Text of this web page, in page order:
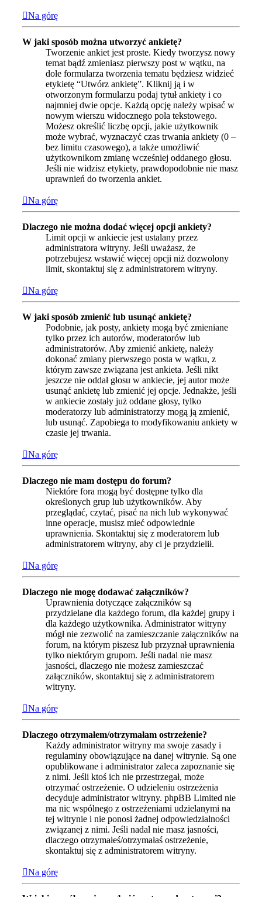
Na górę
W jaki sposób można utworzyć ankietę?
Tworzenie ankiet jest proste. Kiedy tworzysz nowy
temat bądź zmieniasz pierwszy post w wątku, na
dole formularza tworzenia tematu będziesz widzieć
etykietę “Utwórz ankietę”. Kliknij ją i w
otworzonym formularzu podaj tytuł ankiety i co
najmniej dwie opcje. Każdą opcję należy wpisać w
nowym wierszu widocznego pola tekstowego.
Możesz określić liczbę opcji, jakie użytkownik
może wybrać, wyznaczyć czas trwania ankiety (0 –
bez limitu czasowego), a także umożliwić
użytkownikom zmianę wcześniej oddanego głosu.
Jeśli nie widzisz etykiety, prawdopodobnie nie masz
uprawnień do tworzenia ankiet.
Na górę
Dlaczego nie można dodać więcej opcji ankiety?
Limit opcji w ankiecie jest ustalany przez
administratora witryny. Jeśli uważasz, że
potrzebujesz wstawić więcej opcji niż dozwolony
limit, skontaktuj się z administratorem witryny.
Na górę
W jaki sposób zmienić lub usunąć ankietę?
Podobnie, jak posty, ankiety mogą być zmieniane
tylko przez ich autorów, moderatorów lub
administratorów. Aby zmienić ankietę, należy
dokonać zmiany pierwszego posta w wątku, z
którym zawsze związana jest ankieta. Jeśli nikt
jeszcze nie oddał głosu w ankiecie, jej autor może
usunąć ankietę lub zmienić jej opcje. Jednakże, jeśli
w ankiecie zostały już oddane głosy, tylko
moderatorzy lub administratorzy mogą ją zmienić,
lub usunąć. Zapobiega to modyfikowaniu ankiety w
czasie jej trwania.
Na górę
Dlaczego nie mam dostępu do forum?
Niektóre fora mogą być dostępne tylko dla
określonych grup lub użytkowników. Aby
przeglądać, czytać, pisać na nich lub wykonywać
inne operacje, musisz mieć odpowiednie
uprawnienia. Skontaktuj się z moderatorem lub
administratorem witryny, aby ci je przydzielił.
Na górę
Dlaczego nie mogę dodawać załączników?
Uprawnienia dotyczące załączników są
przydzielane dla każdego forum, dla każdej grupy i
dla każdego użytkownika. Administrator witryny
mógł nie zezwolić na zamieszczanie załączników na
forum, na którym piszesz lub przyznał uprawnienia
tylko niektórym grupom. Jeśli nadal nie masz
jasności, dlaczego nie możesz zamieszczać
załączników, skontaktuj się z administratorem
witryny.
Na górę
Dlaczego otrzymałem/otrzymałam ostrzeżenie?
Każdy administrator witryny ma swoje zasady i
regulaminy obowiązujące na danej witrynie. Są one
opublikowane i administrator zaleca zapoznanie się
z nimi. Jeśli ktoś ich nie przestrzegał, może
otrzymać ostrzeżenie. O udzieleniu ostrzeżenia
decyduje administrator witryny. phpBB Limited nie
ma nic wspólnego z ostrzeżeniami udzielanymi na
tej witrynie i nie ponosi żadnej odpowiedzialności
związanej z nimi. Jeśli nadal nie masz jasności,
dlaczego otrzymałeś/otrzymałaś ostrzeżenie,
skontaktuj się z administratorem witryny.
Na górę